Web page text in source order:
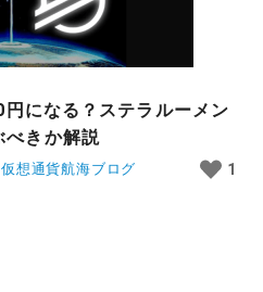
になる？ステラルーメン
べきか解説
想通貨航海ブログ 1